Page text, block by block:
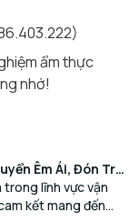
ẩm thực
nhớ!
Êm Ái, Đón Trả
trong lĩnh vực vận
kết mang đến